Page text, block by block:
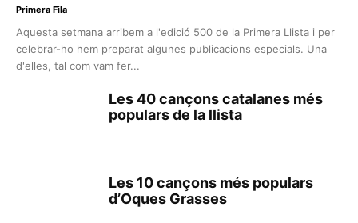
Primera Fila
Aquesta setmana arribem a l'edició 500 de la Primera Llista i per
celebrar-ho hem preparat algunes publicacions especials. Una
d'elles, tal com vam fer...
Les 40 cançons catalanes més
populars de la llista
Les 10 cançons més populars
d’Oques Grasses